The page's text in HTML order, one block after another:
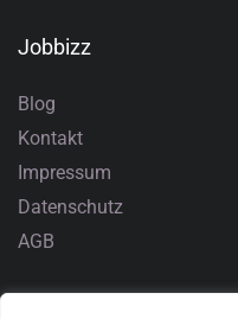
Jobbizz
Blog
Kontakt
Impressum
Datenschutz
AGB